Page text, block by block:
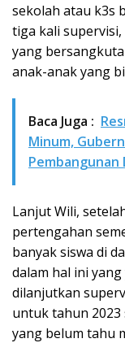
sekolah atau k3s
tiga kali
yang
anak-anak yang
Baca Juga :
Minum,
Pembangunan
Lanjut Wili,
pertengahan
banyak siswa di
dalam hal ini
dilanjutkan
untuk tahun
yang belum tahu